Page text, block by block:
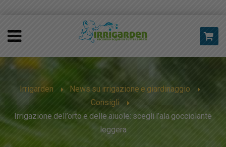
Irrigarden
News su irrigazione e giardinaggio
Consigli
Irrigazione dell’orto e delle aiuole: scegli l’ala gocciolante
leggera